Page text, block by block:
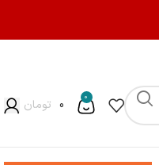
0
0 تومان